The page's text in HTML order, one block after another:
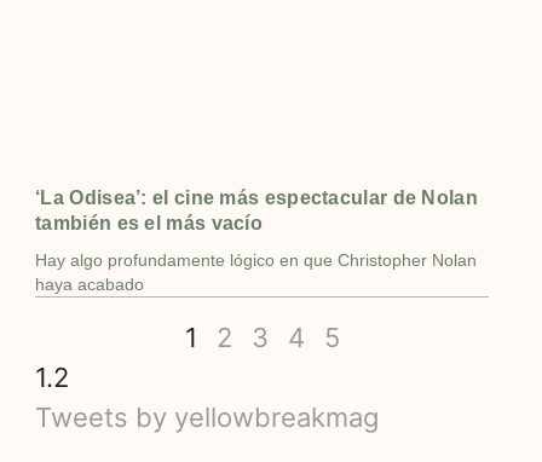
‘La Odisea’: el cine más espectacular de Nolan
también es el más vacío
Hay algo profundamente lógico en que Christopher Nolan
haya acabado
1 2 3 4 5
Tweets by yellowbreakmag